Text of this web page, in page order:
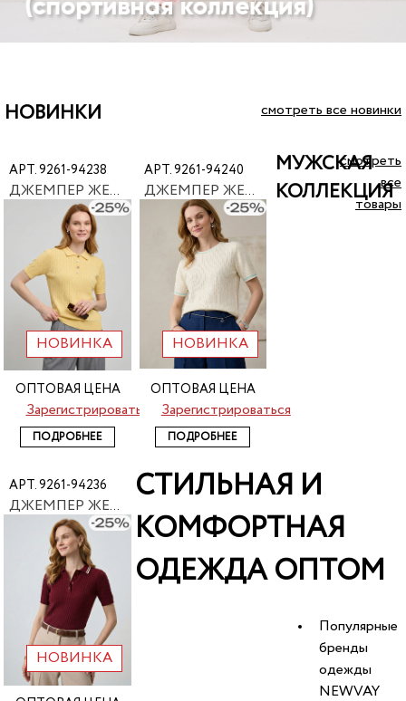
НОВИНКИ смотреть все новинки
АРТ. 9261-94238
ДЖЕМПЕР ЖЕНСКИЙ NEWVAY 9261-94238
НОВИНКА
ОПТОВАЯ ЦЕНА
Зарегистрироваться
ПОДРОБНЕЕ
АРТ. 9261-94240
ДЖЕМПЕР ЖЕНСКИЙ NEWVAY 9261-94240
НОВИНКА
ОПТОВАЯ ЦЕНА
Зарегистрироваться
ПОДРОБНЕЕ
АРТ. 9261-94236
НОВИНКА
МУЖСКАЯ
КОЛЛЕКЦИЯ
смотреть
все
товары
СТИЛЬНАЯ И
КОМФОРТНАЯ
ОДЕЖДА ОПТОМ
Популярные
бренды
одежды
NEWVAY